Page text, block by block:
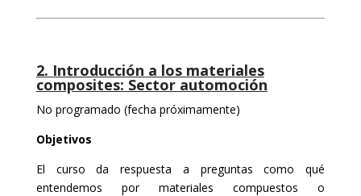
2. Introducción a los materiales
composites: Sector automoción
No programado (fecha próximamente)
Objetivos
El curso da respuesta a preguntas como qué
entendemos por materiales compuestos o